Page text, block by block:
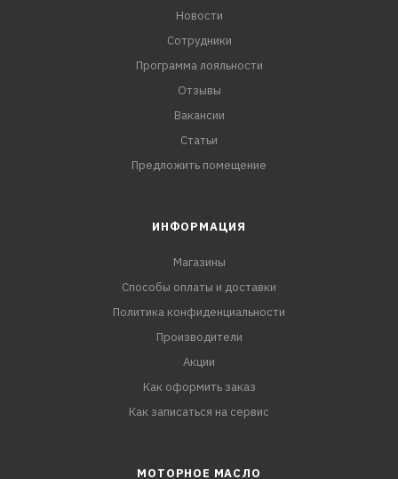
Новости
Сотрудники
Программа лояльности
Отзывы
Вакансии
Статьи
Предложить помещение
ИНФОРМАЦИЯ
Магазины
Способы оплаты и доставки
Политика конфиденциальности
Производители
Акции
Как оформить заказ
Как записаться на сервис
МОТОРНОЕ МАСЛО